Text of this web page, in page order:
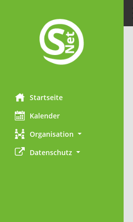
Startseite
Kalender
Organisation
Datenschutz